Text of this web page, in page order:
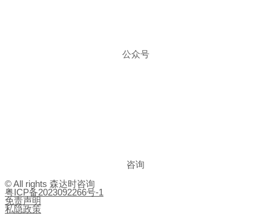
公众号
咨询
© All rights 森达时咨询
粤ICP备2023092266号-1
免责声明
私隐政策